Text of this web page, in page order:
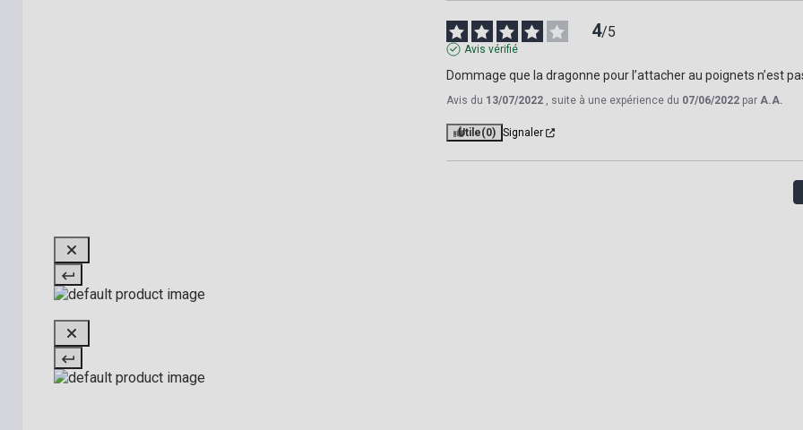
4/5
Avis vérifié
Dommage que la dragonne pour l’attacher au poignets n’est
Avis du 13/07/2022 , suite à une expérience du 07/06/2022 par A.A.
Utile(0) Signaler